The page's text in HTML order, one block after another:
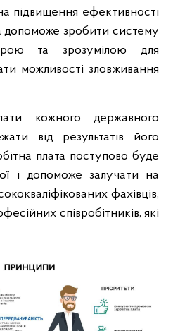
підвищення ефективності
допоможе зробити систему
та зрозумілою для
можливості зловживання
кожного державного
від результатів його
плата поступово буде
і допоможе залучати на
фахівців,
співробітників, які